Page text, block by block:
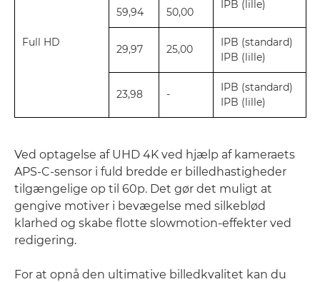
Full HD
IPB (lille)
59,94 50,00
29,97 25,00
IPB (standard)
IPB (lille)
23,98 -
IPB (standard)
IPB (lille)
Ved optagelse af UHD 4K ved hjælp af kameraets
APS-C-sensor i fuld bredde er billedhastigheder
tilgængelige op til 60p. Det gør det muligt at
gengive motiver i bevægelse med silkeblød
klarhed og skabe flotte slowmotion-effekter ved
redigering.
For at opnå den ultimative billedkvalitet kan du